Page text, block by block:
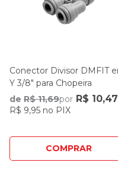
Conector Divisor DMFIT
Y 3/8" para Chopeira
ATWD0606
de R$ 11,69por R$ 10,47
R$ 9,95 no PIX
COMPRAR